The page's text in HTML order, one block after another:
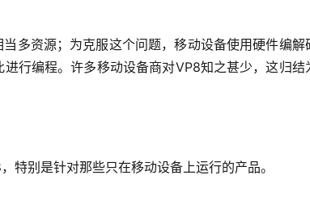
多资源；为克服这个问题，移动设备使用硬件编解
行编程。许多移动设备商对VP8知之甚少，这归结
别是针对那些只在移动设备上运行的产品。